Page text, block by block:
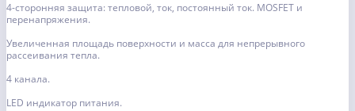
4-сторонняя защита: тепловой, ток, постоянный ток. MOSFET и
перенапряжения.
Увеличенная площадь поверхности и масса для непрерывного
рассеивания тепла.
4 канала.
LED индикатор питания.